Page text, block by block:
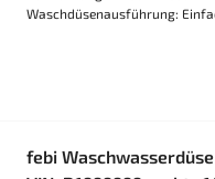
Waschdüsenausführung:
febi